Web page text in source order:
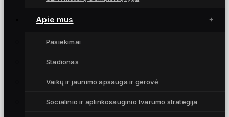
Apie mus
Pasiekimai
Stadionas
Vaikų ir jaunimo apsauga ir gerovė
Socialinio ir aplinkosauginio tvarumo strategija